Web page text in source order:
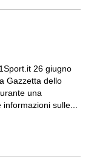
26 giugno
Gazzetta dello
una
sulle...